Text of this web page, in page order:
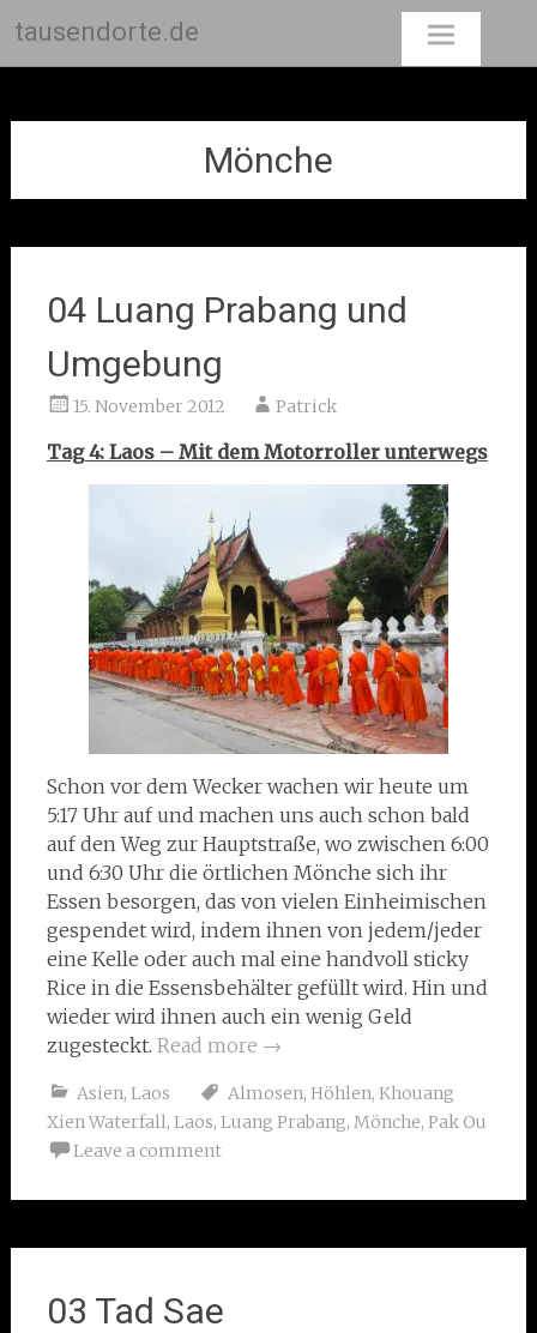
tausendorte.de
Mönche
04 Luang Prabang und
Umgebung
15. November 2012 Patrick
Tag 4: Laos – Mit dem Motorroller unterwegs
Schon vor dem Wecker wachen wir heute um
5:17 Uhr auf und machen uns auch schon bald
auf den Weg zur Hauptstraße, wo zwischen 6:00
und 6:30 Uhr die örtlichen Mönche sich ihr
Essen besorgen, das von vielen Einheimischen
gespendet wird, indem ihnen von jedem/jeder
eine Kelle oder auch mal eine handvoll sticky
Rice in die Essensbehälter gefüllt wird. Hin und
wieder wird ihnen auch ein wenig Geld
zugesteckt. Read more →
Asien, Laos Almosen, Höhlen, Khouang
Xien Waterfall, Laos, Luang Prabang, Mönche, Pak Ou
Leave a comment
03 Tad Sae